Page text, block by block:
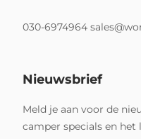
030-6974964
Nieuwsbrief
Meld je aan voor de
camper specials en het